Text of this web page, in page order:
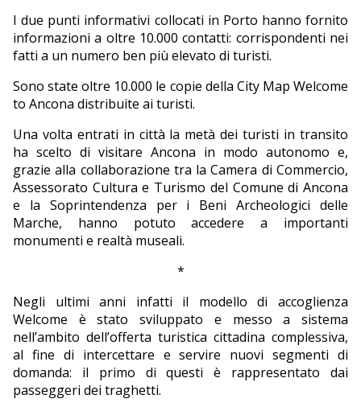
I due punti informativi collocati in Porto hanno fornito
informazioni a oltre 10.000 contatti: corrispondenti nei
fatti a un numero ben più elevato di turisti.
Sono state oltre 10.000 le copie della City Map Welcome
to Ancona distribuite ai turisti.
Una volta entrati in città la metà dei turisti in transito
ha scelto di visitare Ancona in modo autonomo e,
grazie alla collaborazione tra la Camera di Commercio,
Assessorato Cultura e Turismo del Comune di Ancona
e la Soprintendenza per i Beni Archeologici delle
Marche, hanno potuto accedere a importanti
monumenti e realtà museali.
*
Negli ultimi anni infatti il modello di accoglienza
Welcome è stato sviluppato e messo a sistema
nell’ambito dell’offerta turistica cittadina complessiva,
al fine di intercettare e servire nuovi segmenti di
domanda: il primo di questi è rappresentato dai
passeggeri dei traghetti.